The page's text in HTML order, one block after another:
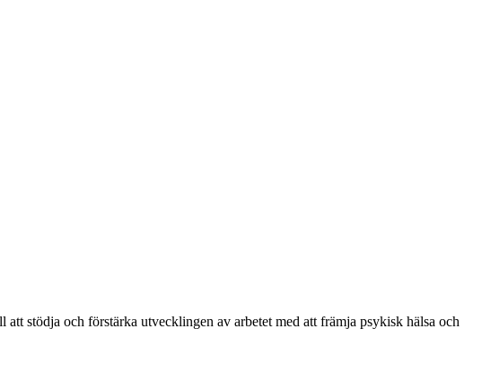
stödja och förstärka utvecklingen av arbetet med att främja psykisk hälsa och